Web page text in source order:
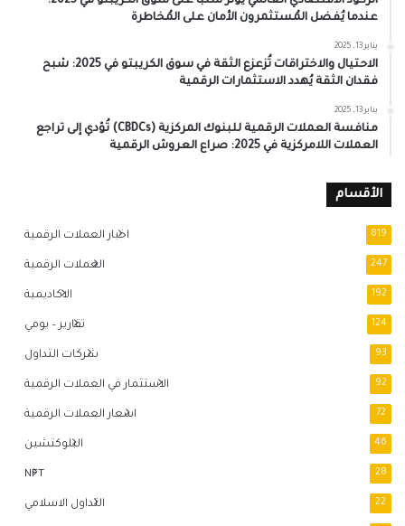
عندما يُفضل المُستثمرون الأمان على المُخاطرة
يناير 13, 2025
الاحتيال والاختراقات تُزعزع الثقة في سوق الكريبتو في 2025: شبح
فقدان الثقة يُهدد الاستثمارات الرقمية
يناير 13, 2025
منافسة العملات الرقمية للبنوك المركزية (CBDCs) تُؤدي إلى تراجع
العملات اللامركزية في 2025: صراع العروش الرقمية
الأقسام
اخبار العملات الرقمية 819
العملات الرقمية 247
الاكاديمية 192
تقارير – يومي 124
شركات التداول 93
الاستثمار في العملات الرقمية 92
اسعار العملات الرقمية 72
البلوكتشين 46
NFT 28
التداول الاسلامي 22